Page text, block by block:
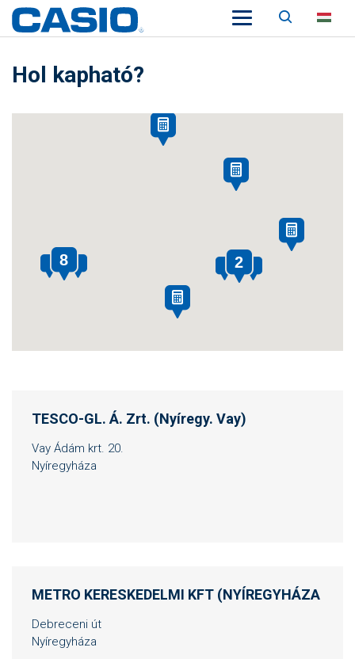
Keresés
Hol kapható?
8 2
TESCO-GL. Á. Zrt. (Nyíregy. Vay)
Vay Ádám krt. 20.
Nyíregyháza
METRO KERESKEDELMI KFT (NYÍREGYHÁZA
Debreceni út
Nyíregyháza